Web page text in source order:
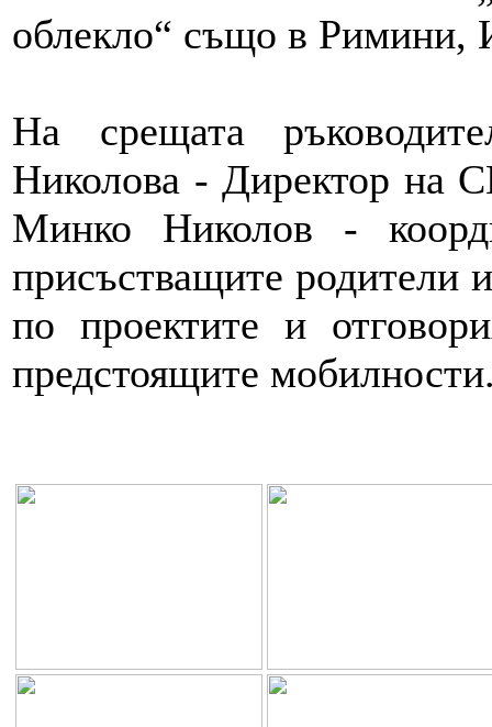
облекло“ също в Римини,
На срещата
Николова - Директор на
Минко Николов -
присъстващите родители
по проектите и
предстоящите